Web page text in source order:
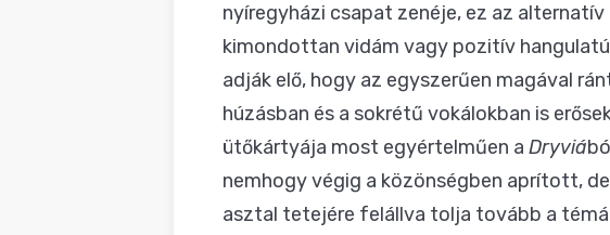
nyíregyházi csapat zenéje, ez az
kimondottan vidám vagy pozitív
adják elő, hogy az egyszerűen magával
húzásban és a sokrétű vokálokban is
ütőkártyája most egyértelműen a Dryviá
nemhogy végig a közönségben aprított,
asztal tetejére felállva tolja tovább a